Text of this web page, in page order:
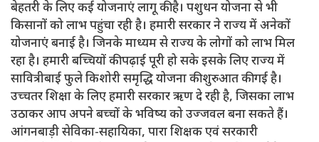
बेहतरी के लिए कई योजनाएं लागू की है। पशुधन योजना से भी
किसानों को लाभ पहुंचा रही है। हमारी सरकार ने राज्य में अनेकों
योजनाएं बनाई है। जिनके माध्यम से राज्य के लोगों को लाभ मिल
रहा है। हमारी बच्चियों की पढ़ाई पूरी हो सके इसके लिए राज्य में
सावित्रीबाई फुले किशोरी समृद्धि योजना की शुरुआत की गई है।
उच्चतर शिक्षा के लिए हमारी सरकार ऋण दे रही है, जिसका लाभ
उठाकर आप अपने बच्चों के भविष्य को उज्जवल बना सकते हैं।
आंगनबाड़ी सेविका-सहायिका, पारा शिक्षक एवं सरकारी